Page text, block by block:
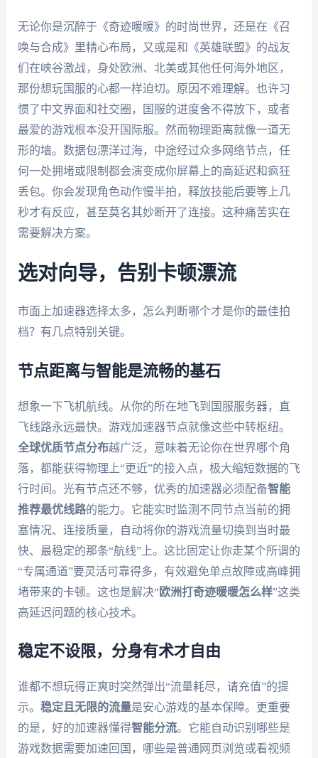
无论你是沉醉于《奇迹暖暖》的时尚世界，还是在《召
唤与合成》里精心布局，又或是和《英雄联盟》的战友
们在峡谷激战，身处欧洲、北美或其他任何海外地区，
那份想玩国服的心都一样迫切。原因不难理解。也许习
惯了中文界面和社交圈，国服的进度舍不得放下，或者
最爱的游戏根本没开国际服。然而物理距离就像一道无
形的墙。数据包漂洋过海，中途经过众多网络节点，任
何一处拥堵或限制都会演变成你屏幕上的高延迟和疯狂
丢包。你会发现角色动作慢半拍，释放技能后要等上几
秒才有反应，甚至莫名其妙断开了连接。这种痛苦实在
需要解决方案。
选对向导，告别卡顿漂流
市面上加速器选择太多，怎么判断哪个才是你的最佳拍
档？有几点特别关键。
节点距离与智能是流畅的基石
想象一下飞机航线。从你的所在地飞到国服服务器，直
飞线路永远最快。游戏加速器节点就像这些中转枢纽。
全球优质节点分布越广泛，意味着无论你在世界哪个角
落，都能获得物理上“更近”的接入点，极大缩短数据的飞
行时间。光有节点还不够，优秀的加速器必须配备智能
推荐最优线路的能力。它能实时监测不同节点当前的拥
塞情况、连接质量，自动将你的游戏流量切换到当时最
快、最稳定的那条“航线”上。这比固定让你走某个所谓的
“专属通道”要灵活可靠得多，有效避免单点故障或高峰拥
堵带来的卡顿。这也是解决“欧洲打奇迹暖暖怎么样”这类
高延迟问题的核心技术。
稳定不设限，分身有术才自由
谁都不想玩得正爽时突然弹出“流量耗尽，请充值”的提
示。 稳定且无限的流量是安心游戏的基本保障。更重要
的是，好的加速器懂得智能分流。它能自动识别哪些是
游戏数据需要加速回国，哪些是普通网页浏览或看视频